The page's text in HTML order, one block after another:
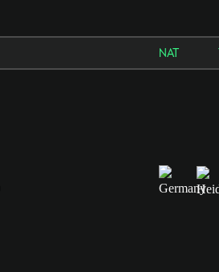
NAT